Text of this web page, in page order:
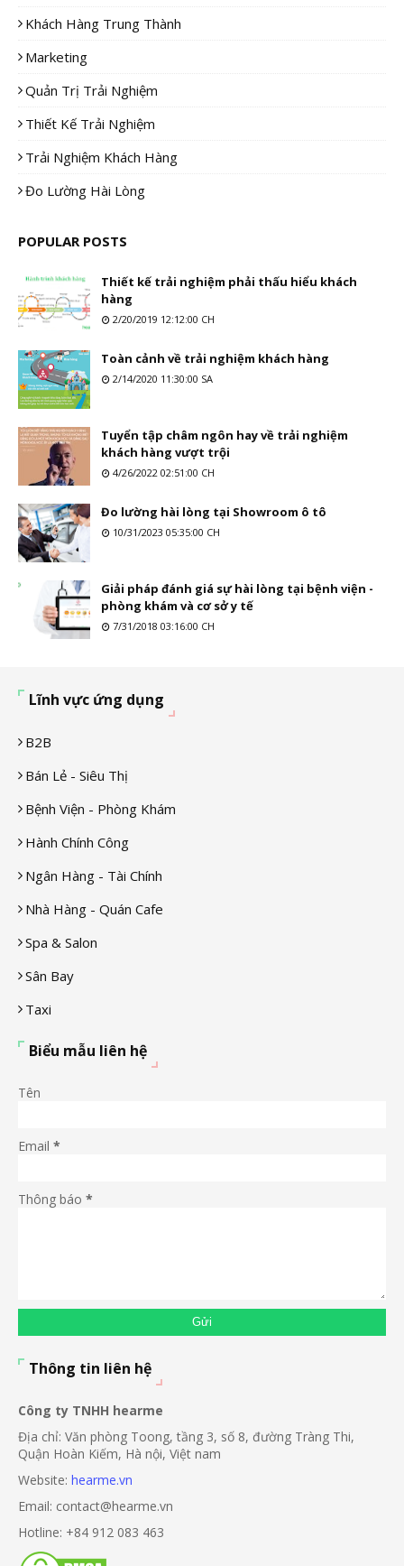
Khách Hàng Trung Thành
Marketing
Quản Trị Trải Nghiệm
Thiết Kế Trải Nghiệm
Trải Nghiệm Khách Hàng
Đo Lường Hài Lòng
POPULAR POSTS
Thiết kế trải nghiệm phải thấu hiểu khách
hàng
2/20/2019 12:12:00 CH
Toàn cảnh về trải nghiệm khách hàng
2/14/2020 11:30:00 SA
Tuyển tập châm ngôn hay về trải nghiệm
khách hàng vượt trội
4/26/2022 02:51:00 CH
Đo lường hài lòng tại Showroom ô tô
10/31/2023 05:35:00 CH
Giải pháp đánh giá sự hài lòng tại bệnh viện -
phòng khám và cơ sở y tế
7/31/2018 03:16:00 CH
Lĩnh vực ứng dụng
B2B
Bán Lẻ - Siêu Thị
Bệnh Viện - Phòng Khám
Hành Chính Công
Ngân Hàng - Tài Chính
Nhà Hàng - Quán Cafe
Spa & Salon
Sân Bay
Taxi
Biểu mẫu liên hệ
Tên
Email *
Thông báo *
Thông tin liên hệ
Công ty TNHH hearme
Địa chỉ: Văn phòng Toong, tầng 3, số 8, đường Tràng Thi,
Quận Hoàn Kiếm, Hà nội, Việt nam
Website: hearme.vn
Email: contact@hearme.vn
Hotline: +84 912 083 463